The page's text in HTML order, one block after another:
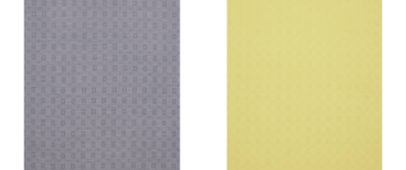
izleyiniz. İpek ve hassas eşarpların bakımında, elde
hassas temizlik gerektiren durumlar için
Sıkça Sorulan Sorular
Bu şalın kumaş kalitesi nedir?